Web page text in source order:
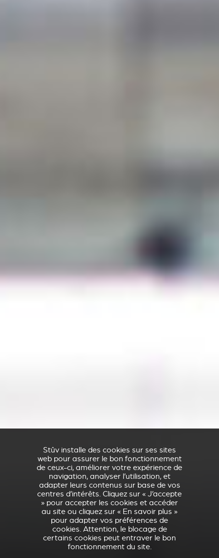
Stûv installe des cookies sur ses sites
web pour assurer le bon fonctionnement
de ceux-ci, améliorer votre expérience de
navigation, analyser l’utilisation, et
adapter leurs contenus sur base de vos
centres d’intérêts. Cliquez sur « J’accepte
» pour accepter les cookies et accéder
au site ou cliquez sur « En savoir plus »
pour adapter vos préférences de
cookies. Attention, le blocage de
certains cookies peut entraver le bon
fonctionnement du site.